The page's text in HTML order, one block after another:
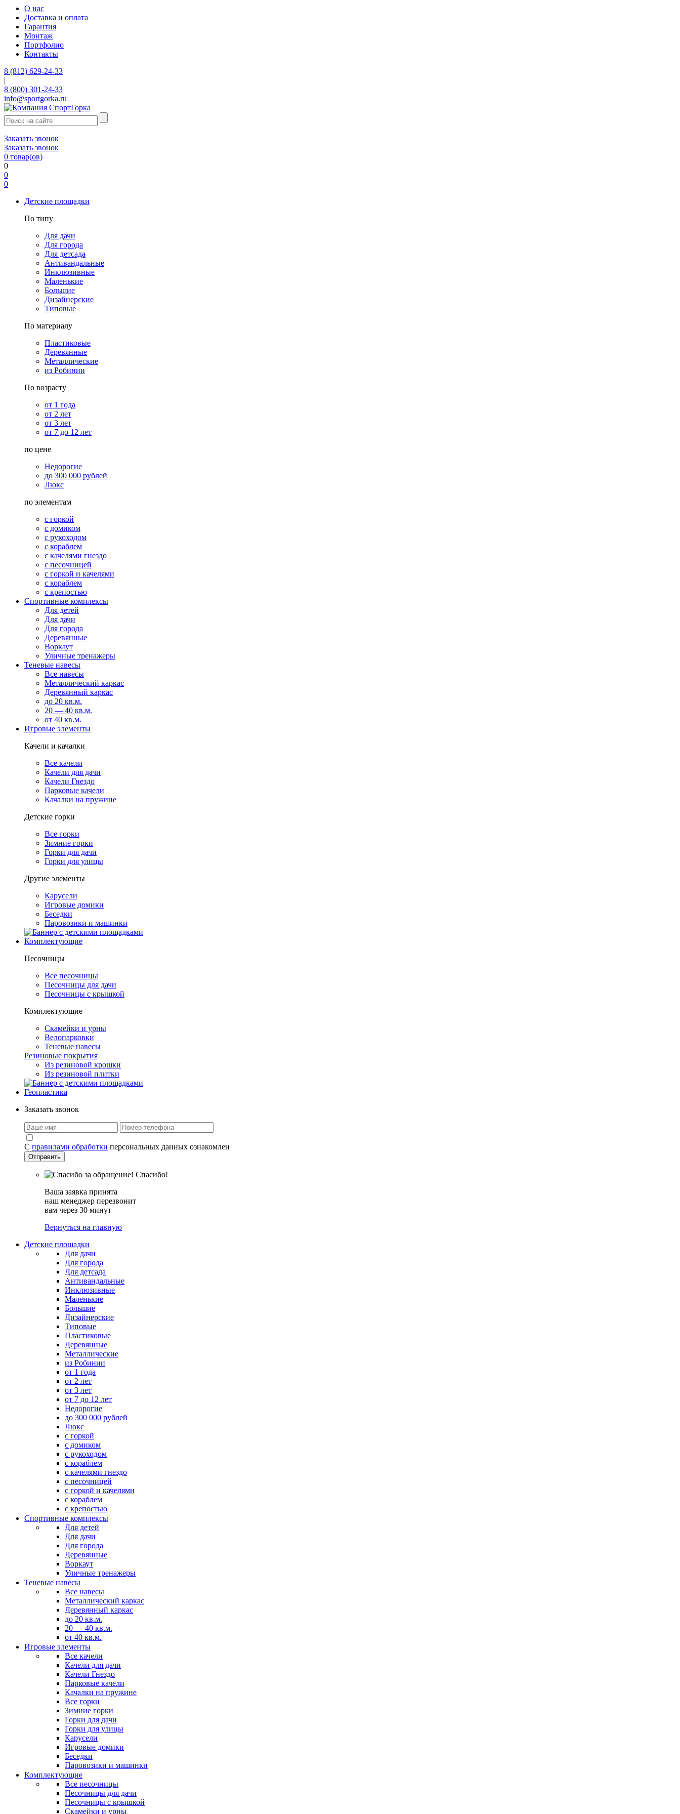
О нас
Доставка и оплата
Гарантия
Монтаж
Портфолио
Контакты
8 (812) 629-24-33
|
8 (800) 301-24-33
info@sportgorka.ru
Заказать звонок
Заказать звонок
0 товар(ов)
0
0
0
Детские площадки
По типу
Для дачи
Для города
Для детсада
Антивандальные
Инклюзивные
Маленькие
Большие
Дизайнерские
Типовые
По материалу
Пластиковые
Деревянные
Металлические
из Робинии
По возрасту
от 1 года
от 2 лет
от 3 лет
от 7 до 12 лет
по цене
Недорогие
до 300 000 рублей
Люкс
по элементам
с горкой
с домиком
с рукоходом
с кораблем
с качелями гнездо
с песочницей
с горкой и качелями
с кораблем
с крепостью
Спортивные комплексы
Для детей
Для дачи
Для города
Деревянные
Воркаут
Уличные тренажеры
Теневые навесы
Все навесы
Металлический каркас
Деревянный каркас
до 20 кв.м.
20 — 40 кв.м.
от 40 кв.м.
Игровые элементы
Качели и качалки
Все качели
Качели для дачи
Качели Гнездо
Парковые качели
Качалки на пружине
Детские горки
Все горки
Зимние горки
Горки для дачи
Горки для улицы
Другие элементы
Карусели
Игровые домики
Беседки
Паровозики и машинки
Комплектующие
Песочницы
Все песочницы
Песочницы для дачи
Песочницы с крышкой
Комплектующие
Скамейки и урны
Велопарковки
Теневые навесы
Резиновые покрытия
Из резиновой крошки
Из резиновой плитки
Геопластика
Заказать звонок
С правилами обработки персональных данных ознакомлен
Спасибо!
Ваша заявка принята
наш менеджер перезвонит
вам через 30 минут
Вернуться на главную
Детские площадки
Для дачи
Для города
Для детсада
Антивандальные
Инклюзивные
Маленькие
Большие
Дизайнерские
Типовые
Пластиковые
Деревянные
Металлические
из Робинии
от 1 года
от 2 лет
от 3 лет
от 7 до 12 лет
Недорогие
до 300 000 рублей
Люкс
с горкой
с домиком
с рукоходом
с кораблем
с качелями гнездо
с песочницей
с горкой и качелями
с кораблем
с крепостью
Спортивные комплексы
Для детей
Для дачи
Для города
Деревянные
Воркаут
Уличные тренажеры
Теневые навесы
Все навесы
Металлический каркас
Деревянный каркас
до 20 кв.м.
20 — 40 кв.м.
от 40 кв.м.
Игровые элементы
Все качели
Качели для дачи
Качели Гнездо
Парковые качели
Качалки на пружине
Все горки
Зимние горки
Горки для дачи
Горки для улицы
Карусели
Игровые домики
Беседки
Паровозики и машинки
Комплектующие
Все песочницы
Песочницы для дачи
Песочницы с крышкой
Скамейки и урны